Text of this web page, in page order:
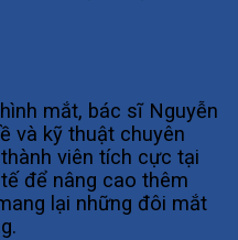
mắt, bác sĩ Nguyễn
và kỹ thuật chuyên
viên tích cực tại
để nâng cao thêm
lại những đôi mắt